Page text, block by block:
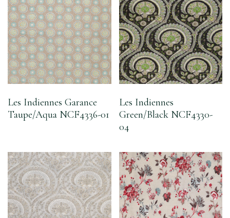
Les Indiennes Garance
Taupe/Aqua NCF4336-01
Les Indiennes
Green/Black NCF4330-
04